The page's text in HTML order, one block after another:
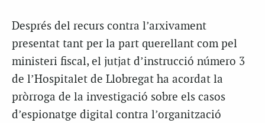
Després del recurs contra l’arxivament
presentat tant per la part querellant com pel
ministeri fiscal, el jutjat d’instrucció número 3
de l’Hospitalet de Llobregat ha acordat la
pròrroga de la investigació sobre els casos
d’espionatge digital contra l’organització